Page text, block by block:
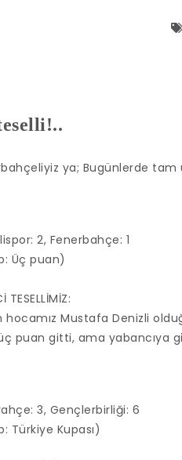
ya; Bugünlerde
2, Fenerbahçe: 1
Üç puan)
TESELLİMİZ:
hocamız Mustafa Denizli
puan gitti, ama yabancıya
3, Gençlerbirliği: 6
Türkiye Kupası)